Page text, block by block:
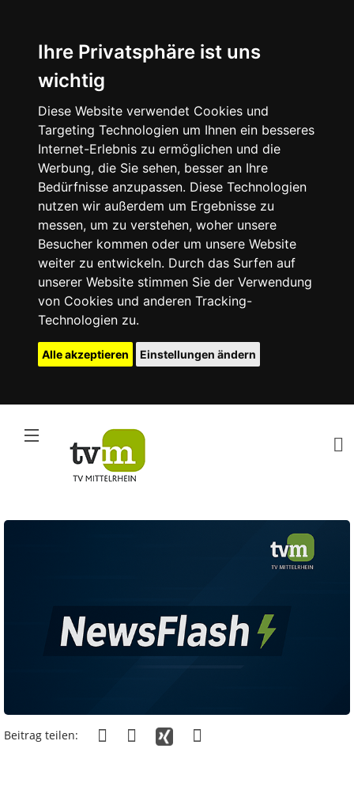
Ihre Privatsphäre ist uns
wichtig
Diese Website verwendet Cookies und
Targeting Technologien um Ihnen ein besseres
Internet-Erlebnis zu ermöglichen und die
Werbung, die Sie sehen, besser an Ihre
Bedürfnisse anzupassen. Diese Technologien
nutzen wir außerdem um Ergebnisse zu
messen, um zu verstehen, woher unsere
Besucher kommen oder um unsere Website
weiter zu entwickeln. Durch das Surfen auf
unserer Website stimmen Sie der Verwendung
von Cookies und anderen Tracking-
Technologien zu.
Alle akzeptieren Einstellungen ändern
Beitrag teilen: